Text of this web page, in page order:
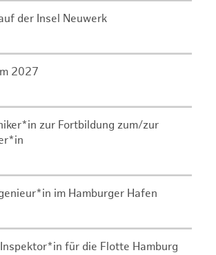
der Insel Neuwerk
2027
zur Fortbildung zum/zur
im Hamburger Hafen
für die Flotte Hamburg